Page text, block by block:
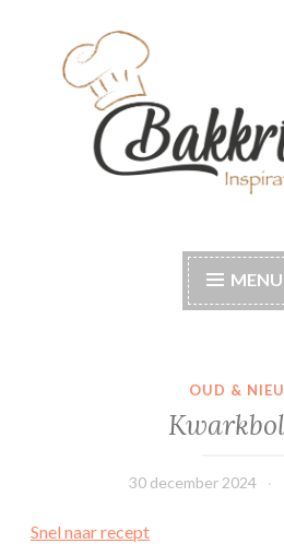
Bakkriebels
MENU
OUD &
30 december 2024
Snel naar recept